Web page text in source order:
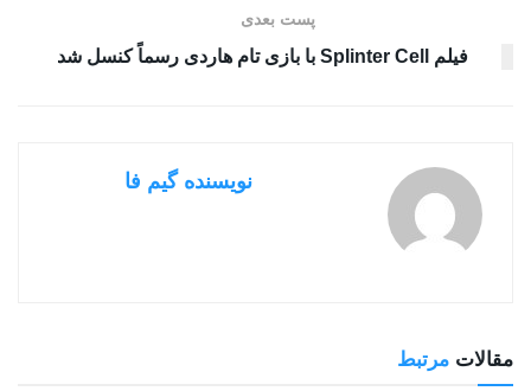
پست بعدی
فیلم Splinter Cell با بازی تام هاردی رسماً کنسل شد
نویسنده گیم فا
مقالات مرتبط